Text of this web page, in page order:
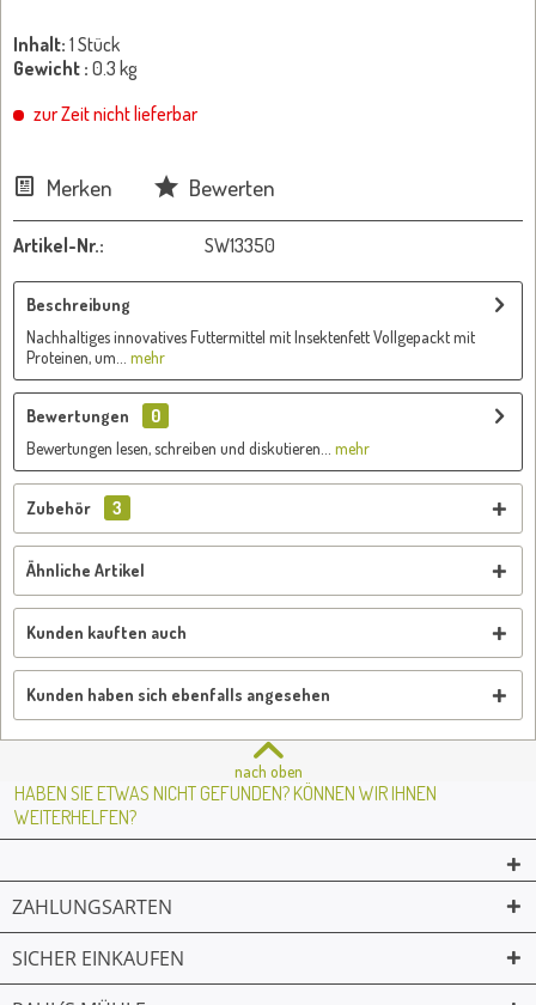
Inhalt: 1 Stück
Gewicht : 0.3 kg
zur Zeit nicht lieferbar
Merken Bewerten
Artikel-Nr.: SW13350
Beschreibung
Nachhaltiges innovatives Futtermittel mit Insektenfett Vollgepackt mit
Proteinen, um...
mehr
Bewertungen
0
Bewertungen lesen, schreiben und diskutieren...
mehr
Zubehör 3
Ähnliche Artikel
Kunden kauften auch
Kunden haben sich ebenfalls angesehen
nach oben
HABEN SIE ETWAS NICHT GEFUNDEN? KÖNNEN WIR IHNEN
WEITERHELFEN?
ZAHLUNGSARTEN
SICHER EINKAUFEN